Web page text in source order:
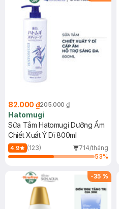
82.000 ₫205.000 ₫
Hatomugi
Sữa Tắm Hatomugi Dưỡng Ẩm
Chiết Xuất Ý Dĩ 800ml
4.9 (123)
714/tháng
53%
-35 %